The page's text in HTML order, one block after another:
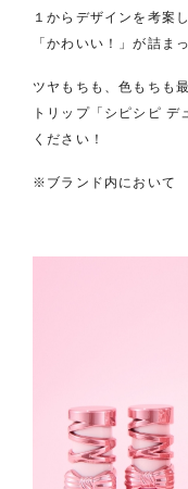
１からデザインを考案
「かわいい！」が詰ま
ツヤもちも、⾊もちも
トリップ「シピシピ デ
ください！
※ブランド内において